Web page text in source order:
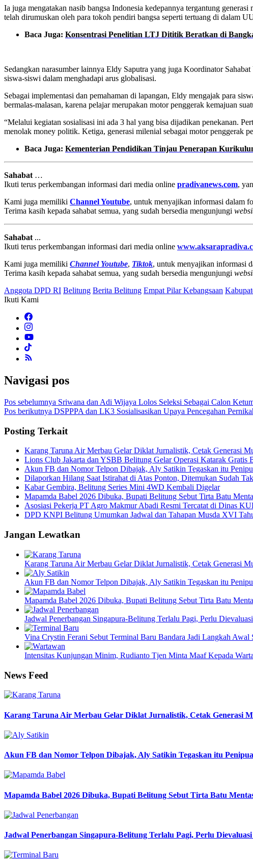
Ia juga mengatakan nasib bangsa Indonesia kedepannya tergantung
telah dirumuskan oleh para tokoh pendiri bangsa seperti tertuang di dalam
Baca Juga: Konsentrasi Penelitian LTJ Dititik Beratkan di
Sedangkan narasumber lainnya Eldy Saputra yang juga Koordinator
siswa-siswi dalam menghadapi arus globalisasi.
Sebagai implementasi dan pemahaman di lapangan, Eldy mengajak para
bermalas-malasan, karena pelajar merupakan motor penggerak kemajuan
“Melalui kegiatan sosialisasi ini ada 3 hal yang bisa dijadikan penekanan.
menolak money politik. Ketiga, generasi milenial sebagai motor penggerak
Baca Juga: Kementerian Pendidikan Tinjau Penerapan
Sahabat …
Ikuti terus perkembangan informasi dari media online pradivanews.com,
Kami juga memiliki Channel Youtube, untuk menyajikan informasi dalam
Terima kasih kepada sahabat semua, yang sudah bersedia mengunjungi
Sahabat ...
Ikuti terus perkembangan informasi dari media online
Kami juga memiliki Channel Youtube, Tiktok, untuk menyajikan informasi
Terima kasih kepada sahabat semua, yang sudah bersedia mengunjungi
Anggota DPD RI Belitung Berita Belitung Empat Pilar Kebangsaan
Ikuti Kami
Navigasi pos
Pos sebelumnya Sriwana dan Adi Wijaya Lolos Seleksi Sebagai Calon
Pos berikutnya DSPPPA dan LK3 Sosialisasikan Upaya Pencegahan
Posting Terkait
Karang Taruna Air Merbau Gelar Diklat Jurnalistik, Cetak Generasi
Lions Club Jakarta dan YSBB Belitung Gelar Operasi Katarak Gratis
Akun FB dan Nomor Telpon Dibajak, Aly Satikin Tegaskan itu
Dilaporkan Hilang Saat Istirahat di Atas Ponton, Ditemukan Sudah
Kabar Gembira, Belitung Series Mini 4WD Kembali Digelar
Mapamda Babel 2026 Dibuka, Bupati Belitung Sebut Tirta Batu
Asosiasi Pekerja PT Agro Makmur Abadi Resmi Tercatat di Dinas
DPD KNPI Belitung Umumkan Jadwal dan Tahapan Musda XVI
Jangan Lewatkan
Karang Taruna Air Merbau Gelar Diklat Jurnalistik, Cetak Generasi
Akun FB dan Nomor Telpon Dibajak, Aly Satikin Tegaskan itu
Mapamda Babel 2026 Dibuka, Bupati Belitung Sebut Tirta Batu
Jadwal Penerbangan Singapura-Belitung Terlalu Pagi, Perlu
Vina Crystin Ferani Sebut Terminal Baru Bandara Jadi Langkah Awal
Intensitas Kunjungan Minim, Rudianto Tjen Minta Maaf Kepada
News Feed
Karang Taruna Air Merbau Gelar Diklat Jurnalistik, Cetak Generasi
Akun FB dan Nomor Telpon Dibajak, Aly Satikin Tegaskan itu
Mapamda Babel 2026 Dibuka, Bupati Belitung Sebut Tirta Batu
Jadwal Penerbangan Singapura-Belitung Terlalu Pagi, Perlu